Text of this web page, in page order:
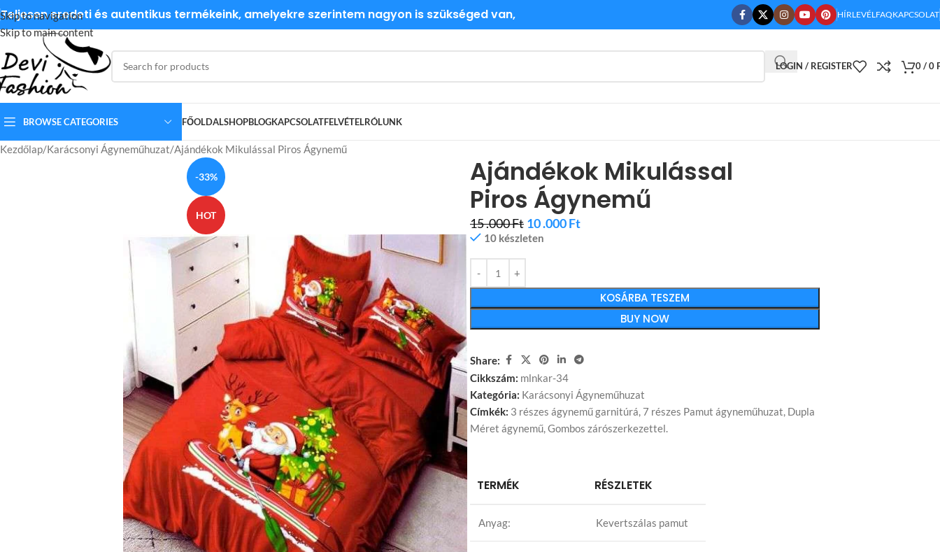
Skip to navigation
Skip to main content
Teljesen eredeti és autentikus termékeink, amelyekre szerintem nagyon is szükséged van, HÍRLEVÉLFAQKAPCSOLAT
LOGIN / REGISTER 0/0
BROWSE CATEGORIES FŐOLDALSHOPBLOGKAPCSOLATFELVÉTELRÓLUNK
Kezdőlap Karácsonyi Ágyneműhuzat Ajándékok Mikulással Piros Ágynemű
-33%
HOT
Ajándékok Mikulással
Piros Ágynemű
15 .000Ft 10 .000Ft
10 készleten
KOSÁRBA TESZEM
BUY NOW
Share:
Cikkszám: mlnkar-34
Kategória: Karácsonyi Ágyneműhuzat
Címkék: 3 részes ágynemű garnitúrá, 7 részes Pamut ágyneműhuzat, Dupla
Méret ágynemű,Gombos zárószerkezettel.
TERMÉK RÉSZLETEK
Anyag: Kevertszálas pamut